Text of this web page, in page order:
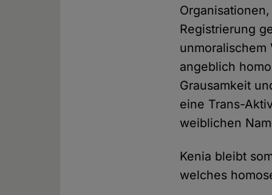
Registrierung
angeblich
Grausamkeit
eine Trans-
weiblichen
Kenia bleibt
welches